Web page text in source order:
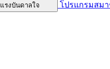
แรงบันดาลใจ โปรแกรมสม